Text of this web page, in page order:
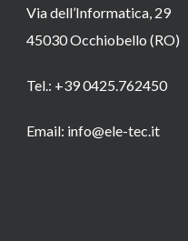
Via dell’Informatica, 29
45030 Occhiobello (RO)
Tel.: +39 0425.762450
Email: info@ele-tec.it